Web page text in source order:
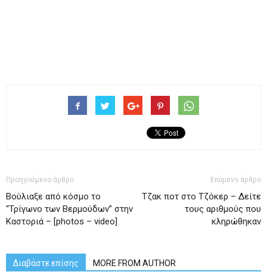
Προηγούμενο άρθρο
Βούλιαξε από κόσμο το
“Τρίγωνο των Βερμούδων” στην
Καστοριά – [photos – video]
Επόμενο άρθρο
Tζακ ποτ στο Τζόκερ – Δείτε
τους αριθμούς που
κληρώθηκαν
Διαβάστε επίσης MORE FROM AUTHOR